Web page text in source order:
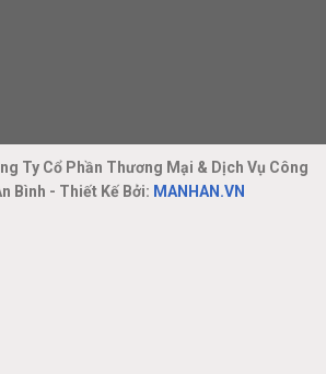
Ty Cổ Phần Thương Mại & Dịch Vụ Công
Bình - Thiết Kế Bởi: MANHAN.VN